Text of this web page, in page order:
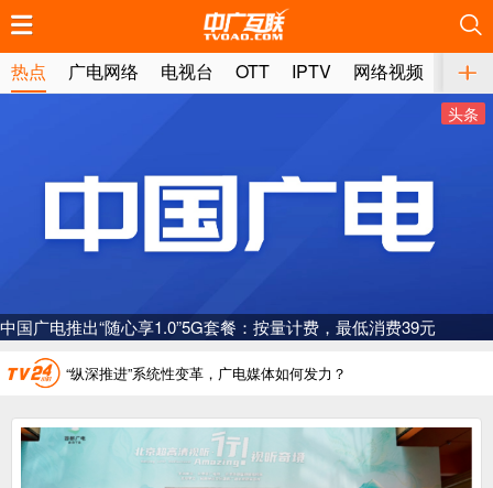
热点 广电网络 电视台 OTT IPTV 网络视频 媒体
头条
“广电方案”纳入国家应急通信一体化保障体系
广电总局对互联网电视自动续费专项治理
中国广电：编制一体化电视技术标准白皮书
一电视频道开播
“纵深推进”系统性变革，广电媒体如何发力？
“一省一网”，中国广电为何走了二十年？
广电总局对互联网电视自动续费专项治理
推荐
推荐
推荐
推荐
推荐
推荐
推荐
推荐
推荐
推荐
推荐
推荐
推荐
推荐
推荐
推荐
推荐
推荐
推荐
推荐